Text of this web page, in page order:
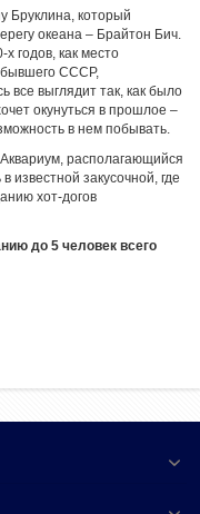
Бруклина, который
океана – Брайтон Бич.
годов, как место
бывшего СССР,
все выглядит так, как было
окунуться в прошлое –
в нем побывать.
располагающийся
известной закусочной, где
хот-догов
до 5 человек всего